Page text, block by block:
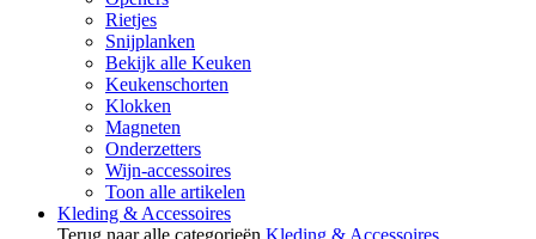
Rietjes
Snijplanken
Bekijk alle Keuken
Keukenschorten
Klokken
Magneten
Onderzetters
Wijn-accessoires
Toon alle artikelen
Kleding & Accessoires
Terug naar alle categorieën Kleding & Accessoires